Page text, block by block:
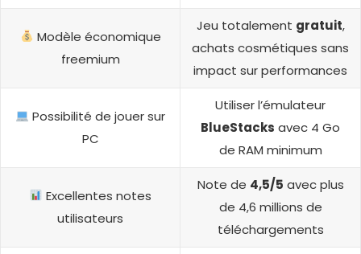
Modèle économique
freemium
Jeu totalement gratuit,
achats cosmétiques sans
impact sur performances
Possibilité de jouer sur
PC
Utiliser l’émulateur
BlueStacks avec 4 Go
de RAM minimum
Excellentes notes
utilisateurs
Note de 4,5/5 avec plus
de 4,6 millions de
téléchargements